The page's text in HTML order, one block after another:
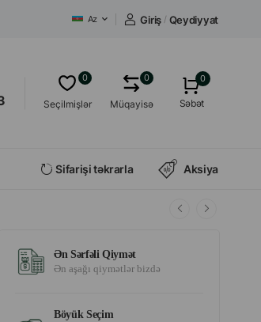
Az Giriş / Qeydiyyat
Seçilmişlər
0
Müqayisə
0 0
Səbət
Sifarişi təkrarla Aksiya
Ən Sərfəli Qiymət
Ən aşağı qiymətlər bizdə
Böyük Seçim